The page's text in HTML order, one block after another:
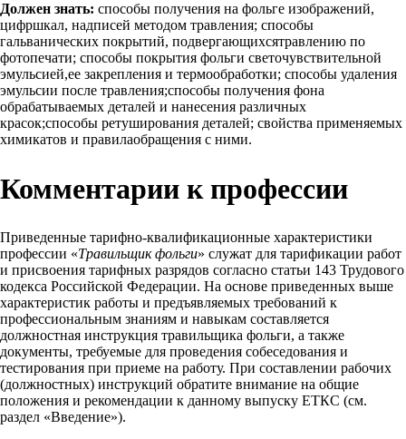
Должен знать: способы получения на фольге изображений,
цифршкал, надписей методом травления; способы
гальванических покрытий, подвергающихсятравлению по
фотопечати; способы покрытия фольги светочувствительной
эмульсией,ее закрепления и термообработки; способы удаления
эмульсии после травления;способы получения фона
обрабатываемых деталей и нанесения различных
красок;способы ретуширования деталей; свойства применяемых
химикатов и правилаобращения с ними.
Комментарии к профессии
Приведенные тарифно-квалификационные характеристики
профессии «Травильщик фольги» служат для тарификации работ
и присвоения тарифных разрядов согласно статьи 143 Трудового
кодекса Российской Федерации. На основе приведенных выше
характеристик работы и предъявляемых требований к
профессиональным знаниям и навыкам составляется
должностная инструкция травильщика фольги, а также
документы, требуемые для проведения собеседования и
тестирования при приеме на работу. При составлении рабочих
(должностных) инструкций обратите внимание на общие
положения и рекомендации к данному выпуску ЕТКС (см.
раздел «Введение»).